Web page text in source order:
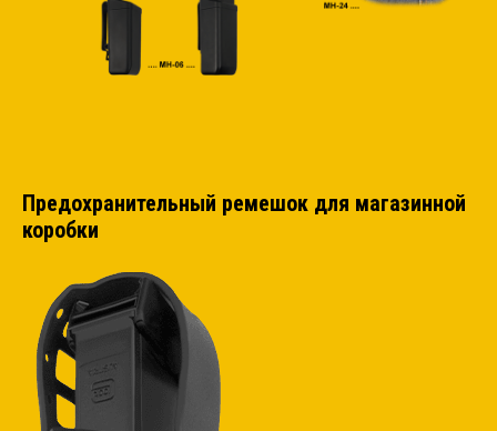
Предохранительный ремешок для магазинной
коробки